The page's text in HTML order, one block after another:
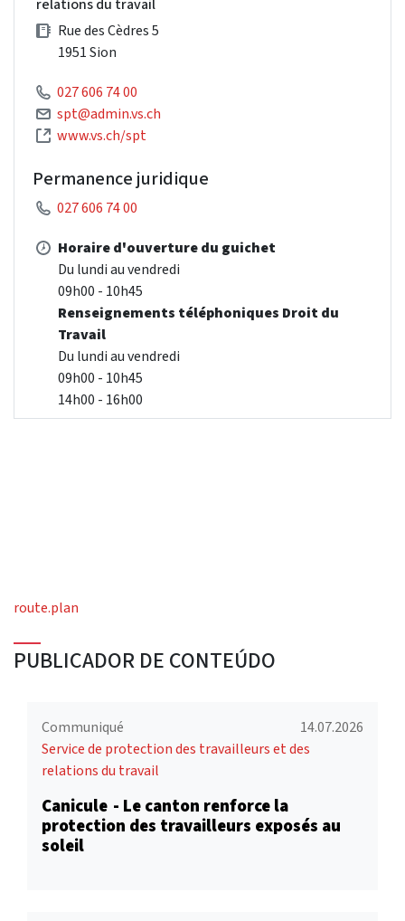
relations du travail
Rue des Cèdres 5
1951 Sion
027 606 74 00
spt@admin.vs.ch
www.vs.ch/spt
Permanence juridique
027 606 74 00
Horaire d'ouverture du guichet
Du lundi au vendredi
09h00 - 10h45
Renseignements téléphoniques Droit du
Travail
Du lundi au vendredi
09h00 - 10h45
14h00 - 16h00
route.plan
PUBLICADOR DE CONTEÚDO
Communiqué
14.07.2026
Service de protection des travailleurs et des
relations du travail
Canicule - Le canton renforce la
protection des travailleurs exposés au
soleil